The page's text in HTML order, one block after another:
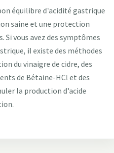
équilibre d'acidité gastrique
saine et une protection
vous avez des symptômes
il existe des méthodes
du vinaigre de cidre, des
de Bétaine-HCl et des
la production d'acide